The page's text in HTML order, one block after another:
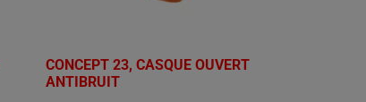
CONCEPT 23, CASQUE OUVERT
ANTIBRUIT